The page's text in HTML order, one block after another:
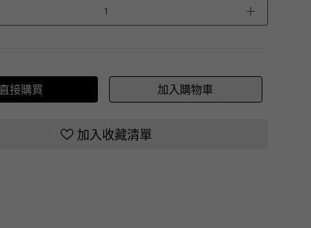
＋
接購買 加入購物車
加入收藏清單